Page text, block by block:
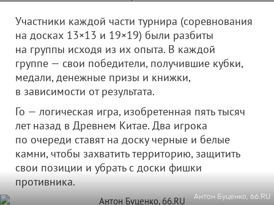
Участники каждой части турнира (соревнования
на досках 13×13 и 19×19) были разбиты
на группы исходя из их опыта. В каждой
группе — свои победители, получившие кубки,
медали, денежные призы и книжки,
в зависимости от результата.
Го — логическая игра, изобретенная пять тысяч
лет назад в Древнем Китае. Два игрока
по очереди ставят на доску черные и белые
камни, чтобы захватить территорию, защитить
свои позиции и убрать с доски фишки
противника.
Антон Буценко, 66.RU